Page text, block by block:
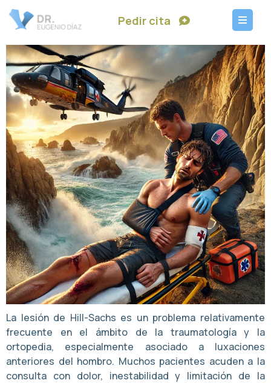
Pedir cita
La lesión de Hill-Sachs es un problema relativamente
frecuente en el ámbito de la traumatología y la
ortopedia, especialmente asociado a luxaciones
anteriores del hombro. Muchos pacientes acuden a la
consulta con dolor, inestabilidad y limitación de la